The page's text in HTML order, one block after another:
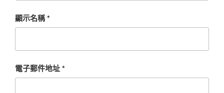
顯示名稱*
電子郵件地址*